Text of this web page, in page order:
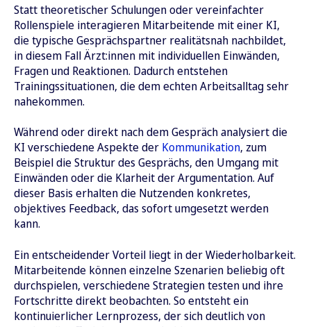
Statt theoretischer Schulungen oder vereinfachter
Rollenspiele interagieren Mitarbeitende mit einer KI,
die typische Gesprächspartner realitätsnah nachbildet,
in diesem Fall Ärzt:innen mit individuellen Einwänden,
Fragen und Reaktionen. Dadurch entstehen
Trainingssituationen, die dem echten Arbeitsalltag sehr
nahekommen.
Während oder direkt nach dem Gespräch analysiert die
KI verschiedene Aspekte der Kommunikation, zum
Beispiel die Struktur des Gesprächs, den Umgang mit
Einwänden oder die Klarheit der Argumentation. Auf
dieser Basis erhalten die Nutzenden konkretes,
objektives Feedback, das sofort umgesetzt werden
kann.
Ein entscheidender Vorteil liegt in der Wiederholbarkeit.
Mitarbeitende können einzelne Szenarien beliebig oft
durchspielen, verschiedene Strategien testen und ihre
Fortschritte direkt beobachten. So entsteht ein
kontinuierlicher Lernprozess, der sich deutlich von